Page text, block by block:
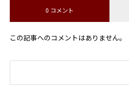
0 コメント
この記事へのコメントはありません。